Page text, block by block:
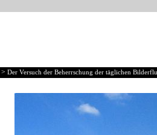
> Der Versuch der Beherrschung der täglichen